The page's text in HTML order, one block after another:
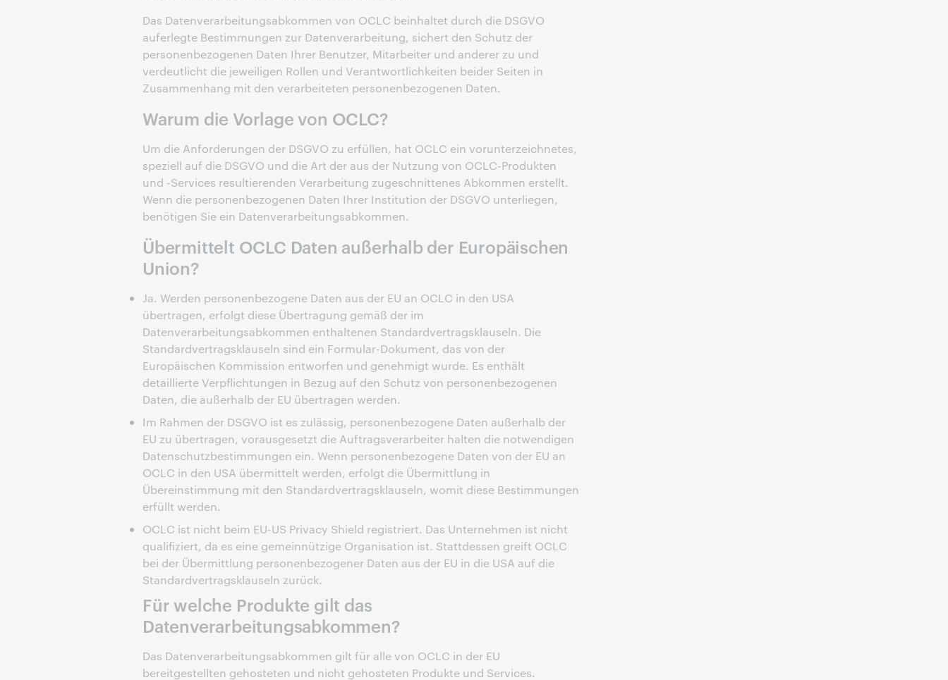
Das Datenverarbeitungsabkommen von OCLC beinhaltet durch die DSGVO
auferlegte Bestimmungen zur Datenverarbeitung, sichert den Schutz der
personenbezogenen Daten Ihrer Benutzer, Mitarbeiter und anderer zu und
verdeutlicht die jeweiligen Rollen und Verantwortlichkeiten beider Seiten in
Zusammenhang mit den verarbeiteten personenbezogenen Daten.
Warum die Vorlage von OCLC?
Um die Anforderungen der DSGVO zu erfüllen, hat OCLC ein vorunterzeichnetes,
speziell auf die DSGVO und die Art der aus der Nutzung von OCLC-Produkten
und -Services resultierenden Verarbeitung zugeschnittenes Abkommen erstellt.
Wenn die personenbezogenen Daten Ihrer Institution der DSGVO unterliegen,
benötigen Sie ein Datenverarbeitungsabkommen.
Übermittelt OCLC Daten außerhalb der Europäischen
Union?
Ja. Werden personenbezogene Daten aus der EU an OCLC in den USA
übertragen, erfolgt diese Übertragung gemäß der im
Datenverarbeitungsabkommen enthaltenen Standardvertragsklauseln. Die
Standardvertragsklauseln sind ein Formular-Dokument, das von der
Europäischen Kommission entworfen und genehmigt wurde. Es enthält
detaillierte Verpflichtungen in Bezug auf den Schutz von personenbezogenen
Daten, die außerhalb der EU übertragen werden.
Im Rahmen der DSGVO ist es zulässig, personenbezogene Daten außerhalb der
EU zu übertragen, vorausgesetzt die Auftragsverarbeiter halten die notwendigen
Datenschutzbestimmungen ein. Wenn personenbezogene Daten von der EU an
OCLC in den USA übermittelt werden, erfolgt die Übermittlung in
Übereinstimmung mit den Standardvertragsklauseln, womit diese Bestimmungen
erfüllt werden.
OCLC ist nicht beim EU-US Privacy Shield registriert. Das Unternehmen ist nicht
qualifiziert, da es eine gemeinnützige Organisation ist. Stattdessen greift OCLC
bei der Übermittlung personenbezogener Daten aus der EU in die USA auf die
Standardvertragsklauseln zurück.
Für welche Produkte gilt das
Datenverarbeitungsabkommen?
Das Datenverarbeitungsabkommen gilt für alle von OCLC in der EU
bereitgestellten gehosteten und nicht gehosteten Produkte und Services.